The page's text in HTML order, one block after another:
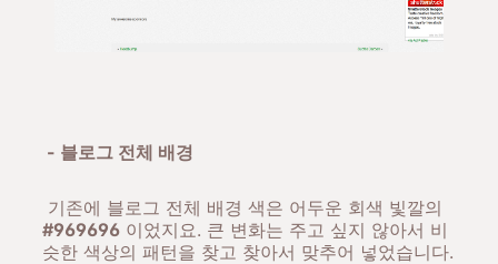
- 블로그 전체 배경
기존에 블로그 전체 배경 색은 어두운 회색 빛깔의
#969696 이었지요. 큰 변화는 주고 싶지 않아서 비
슷한 색상의 패턴을 찾고 찾아서 맞추어 넣었습니다.